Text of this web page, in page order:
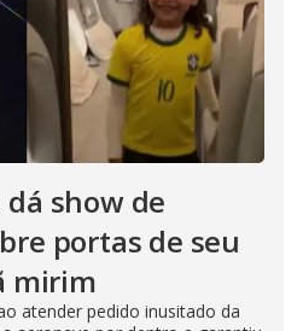
show de
portas de seu
mirim
atender pedido inusitado da